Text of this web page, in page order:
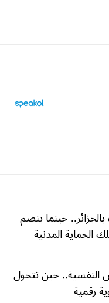
بالجزائر.. حينما ينضم
المدنية
النفسية.. حين تتحول
رقمية